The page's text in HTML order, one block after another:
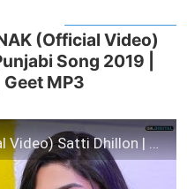
(Official Video)
Song 2019 |
Geet MP3
VIAH : JASS MANAK (Official Video) Satti Dhillon | Latest Punjabi Song 2019 | GK.DIGITAL | Geet MP3